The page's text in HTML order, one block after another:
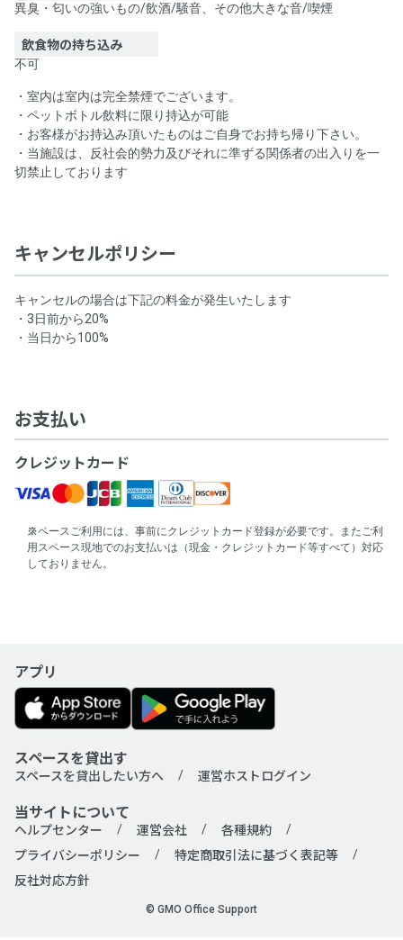
異臭・匂いの強いもの/飲酒/騒音、その他大きな音/喫煙
飲食物の持ち込み
不可
・室内は室内は完全禁煙でございます。
・ペットボトル飲料に限り持込が可能
・お客様がお持込み頂いたものはご自身でお持ち帰り下さい。
・当施設は、反社会的勢力及びそれに準ずる関係者の出入りを一
切禁止しております
キャンセルポリシー
キャンセルの場合は下記の料金が発生いたします
・3日前から20%
・当日から100%
お支払い
クレジットカード
スペースご利用には、事前にクレジットカード登録が必要です。またご利
用スペース現地でのお支払いは（現金・クレジットカード等すべて）対応
しておりません。
アプリ
スペースを貸出す
スペースを貸出したい方へ 運営ホストログイン
当サイトについて
ヘルプセンター 運営会社
各種規約
プライバシーポリシー
特定商取引法に基づく表記等
反社対応方針
© GMO Office Support